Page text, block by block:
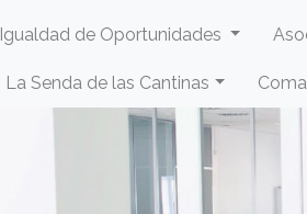
Igualdad de Oportunidades
La Senda de las Cantinas